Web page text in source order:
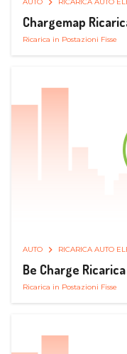
AUTO RICARICA AUTO
Chargemap
Ricarica in Postazioni Fisse
AUTO RICARICA AUTO
Be Charge
Ricarica in Postazioni Fisse